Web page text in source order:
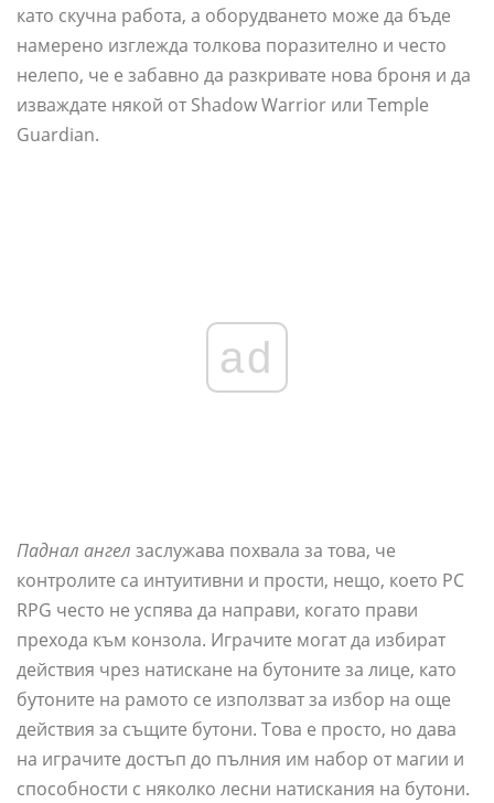
като скучна работа, а оборудването може да бъде
намерено изглежда толкова поразително и често
нелепо, че е забавно да разкривате нова броня и да
изваждате някой от Shadow Warrior или Temple
Guardian.
ad
Паднал ангел заслужава похвала за това, че
контролите са интуитивни и прости, нещо, което PC
RPG често не успява да направи, когато прави
прехода към конзола. Играчите могат да избират
действия чрез натискане на бутоните за лице, като
бутоните на рамото се използват за избор на още
действия за същите бутони. Това е просто, но дава
на играчите достъп до пълния им набор от магии и
способности с няколко лесни натискания на бутони.